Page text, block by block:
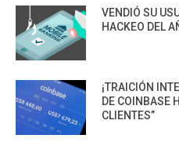
VENDIÓ SU
HACKEO DEL
¡TRAICIÓN
DE COINBASE
CLIENTES”